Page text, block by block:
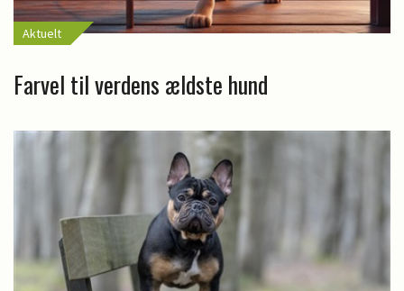
Aktuelt
Farvel til verdens ældste hund